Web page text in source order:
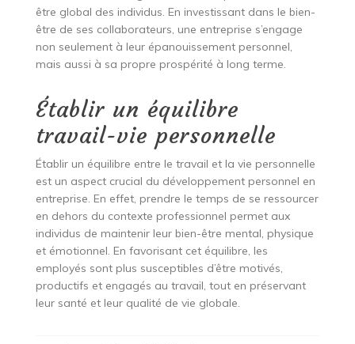
être global des individus. En investissant dans le bien-
être de ses collaborateurs, une entreprise s’engage
non seulement à leur épanouissement personnel,
mais aussi à sa propre prospérité à long terme.
Établir un équilibre
travail-vie personnelle
Établir un équilibre entre le travail et la vie personnelle
est un aspect crucial du développement personnel en
entreprise. En effet, prendre le temps de se ressourcer
en dehors du contexte professionnel permet aux
individus de maintenir leur bien-être mental, physique
et émotionnel. En favorisant cet équilibre, les
employés sont plus susceptibles d’être motivés,
productifs et engagés au travail, tout en préservant
leur santé et leur qualité de vie globale.